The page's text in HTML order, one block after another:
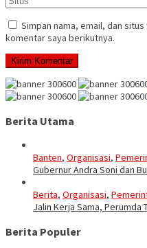
Simpan nama, email, dan
komentar saya berikutnya.
Berita Utama
Banten, Organisasi,
Gubernur Andra Soni dan
Berita, Organisasi,
Jalin Kerja Sama,
Berita Populer